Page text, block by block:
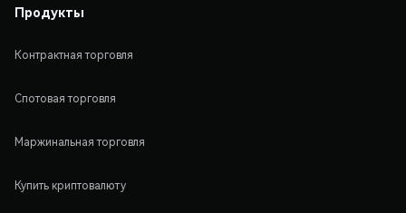
Продукты
Контрактная торговля
Спотовая торговля
Маржинальная торговля
Купить криптовалюту